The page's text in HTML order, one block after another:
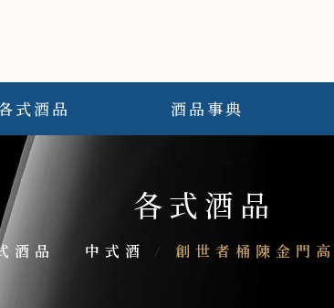
式酒品 酒品事典
各式酒品
酒品 中式酒 / 創世者桶陳金門